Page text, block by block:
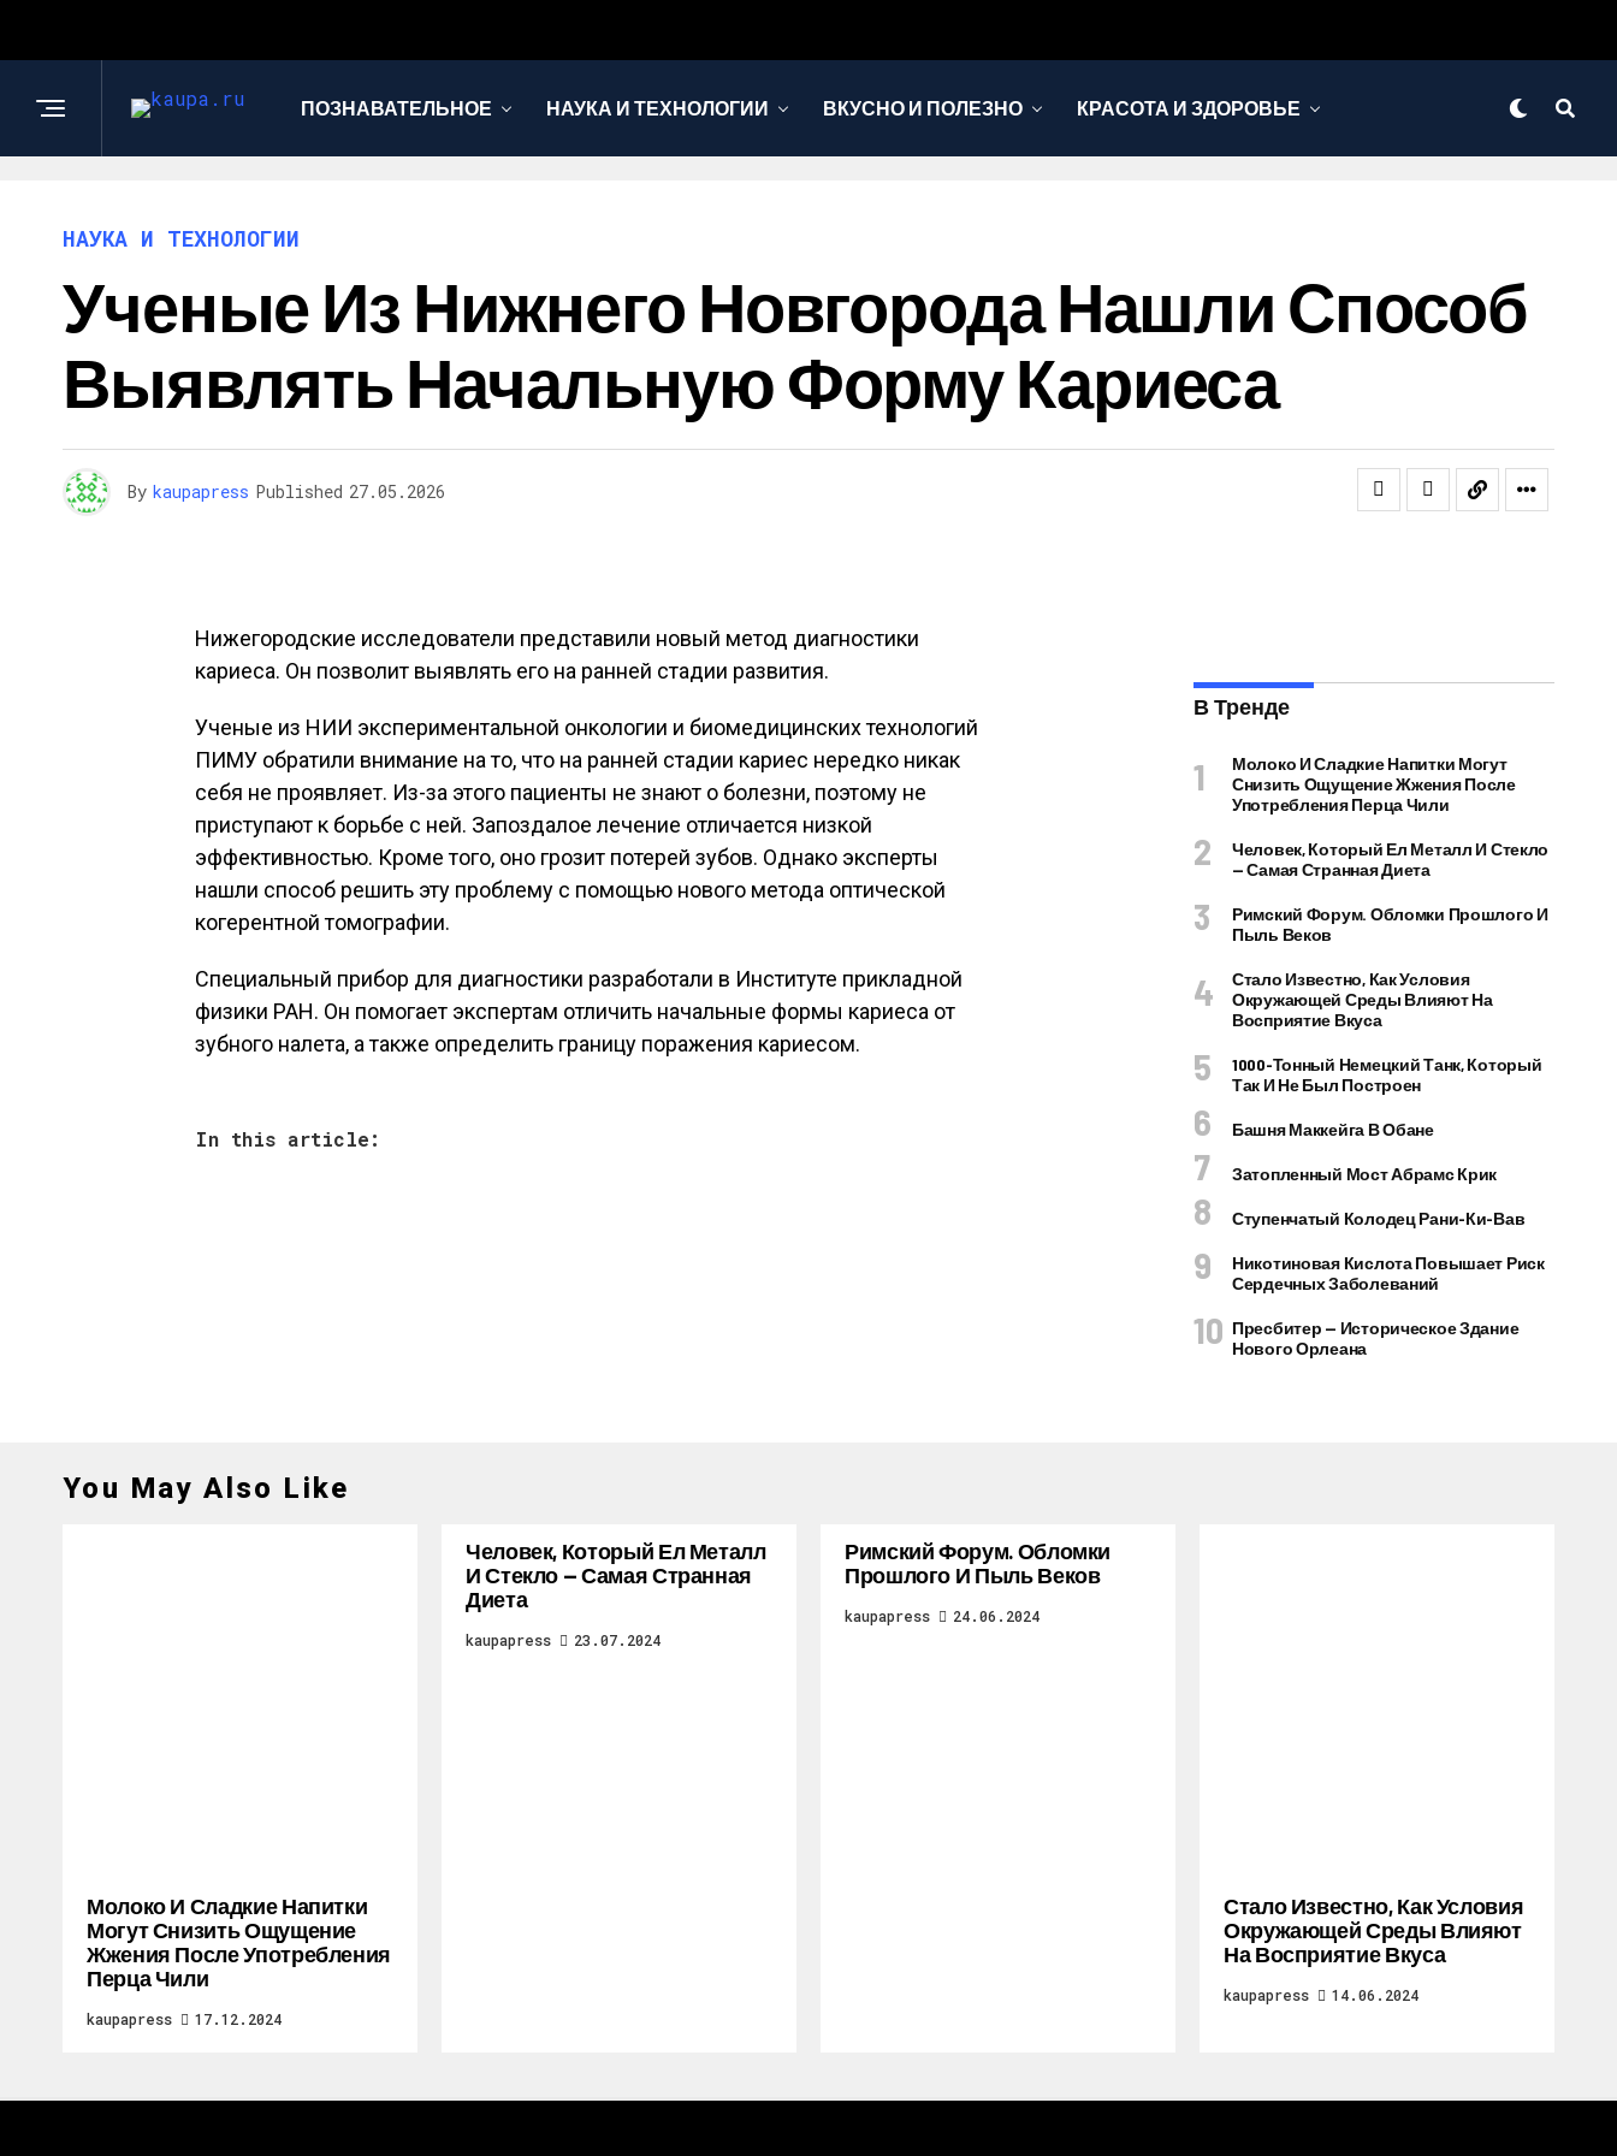
ПОЗНАВАТЕЛЬНОЕ НАУКА И ТЕХНОЛОГИИ ВКУСНО И ПОЛЕЗНО КРАСОТА И ЗДОРОВЬЕ
НАУКА И ТЕХНОЛОГИИ
Ученые Из Нижнего Новгорода Нашли Способ
Выявлять Начальную Форму Кариеса
By kaupapress Published 27.05.2026
Нижегородские исследователи представили новый метод диагностики
кариеса. Он позволит выявлять его на ранней стадии развития.
Ученые из НИИ экспериментальной онкологии и биомедицинских технологий
ПИМУ обратили внимание на то, что на ранней стадии кариес нередко никак
себя не проявляет. Из-за этого пациенты не знают о болезни, поэтому не
приступают к борьбе с ней. Запоздалое лечение отличается низкой
эффективностью. Кроме того, оно грозит потерей зубов. Однако эксперты
нашли способ решить эту проблему с помощью нового метода оптической
когерентной томографии.
Специальный прибор для диагностики разработали в Институте прикладной
физики РАН. Он помогает экспертам отличить начальные формы кариеса от
зубного налета, а также определить границу поражения кариесом.
In this article:
В Тренде
Молоко И Сладкие Напитки Могут
Снизить Ощущение Жжения После
Употребления Перца Чили
Человек, Который Ел Металл И Стекло
— Самая Странная Диета
Римский Форум. Обломки Прошлого И
Пыль Веков
Стало Известно, Как Условия
Окружающей Среды Влияют На
Восприятие Вкуса
1000-Тонный Немецкий Танк, Который
Так И Не Был Построен
Башня Маккейга В Обане
Затопленный Мост Абрамс Крик
Ступенчатый Колодец Рани-Ки-Вав
Никотиновая Кислота Повышает Риск
Сердечных Заболеваний
Пресбитер — Историческое Здание
Нового Орлеана
You May Also Like
Молоко И Сладкие Напитки
Могут Снизить Ощущение
Жжения После Употребления
Перца Чили
kaupapress 17.12.2024
Человек, Который Ел Металл
И Стекло — Самая Странная
Диета
kaupapress 23.07.2024
Римский Форум. Обломки
Прошлого И Пыль Веков
kaupapress 24.06.2024
Стало Известно, Как Условия
Окружающей Среды Влияют
На Восприятие Вкуса
kaupapress 14.06.2024